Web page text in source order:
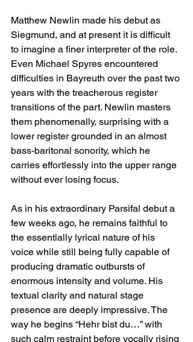
Matthew Newlin made his debut as
Siegmund, and at present it is difficult
to imagine a finer interpreter of the role.
Even Michael Spyres encountered
difficulties in Bayreuth over the past two
years with the treacherous register
transitions of the part. Newlin masters
them phenomenally, surprising with a
lower register grounded in an almost
bass-baritonal sonority, which he
carries effortlessly into the upper range
without ever losing focus.
As in his extraordinary Parsifal debut a
few weeks ago, he remains faithful to
the essentially lyrical nature of his
voice while still being fully capable of
producing dramatic outbursts of
enormous intensity and volume. His
textual clarity and natural stage
presence are deeply impressive. The
way he begins “Hehr bist du…” with
such calm restraint before vocally rising